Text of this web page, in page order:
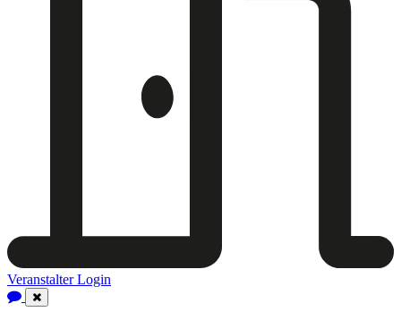
Veranstalter Login
Close
Navigation